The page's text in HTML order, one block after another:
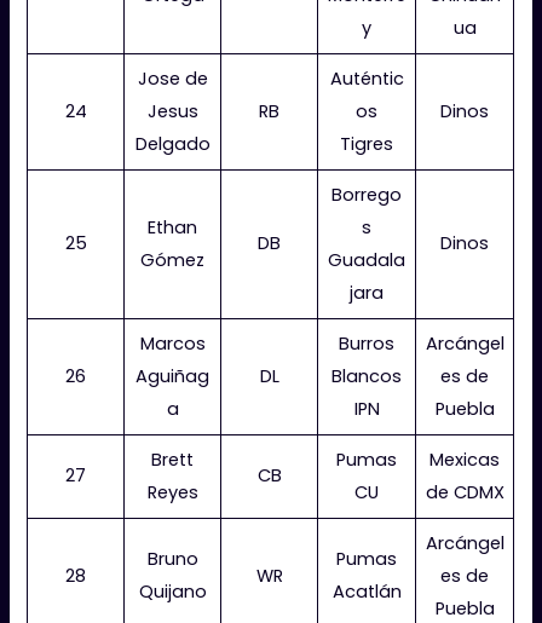
y
ua
24
Jose de
Jesus
Delgado
RB
Auténtic
os
Tigres
Dinos
25
Ethan
Gómez
DB
Borrego
s
Guadala
jara
Dinos
26
Marcos
Aguiñag
a
DL
Burros
Blancos
IPN
Arcángel
es de
Puebla
27
Brett
Reyes
CB
Pumas
CU
Mexicas
de CDMX
28
Bruno
Quijano
WR
Pumas
Acatlán
Arcángel
es de
Puebla